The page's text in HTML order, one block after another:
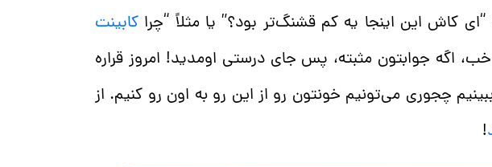
کاش این اینجا یه کم قشنگ‌تر بود؟” یا مثلاً “چرا کابینت
خب، اگه جوابتون مثبته، پس جای درستی اومدید! امروز قراره
چجوری می‌تونیم خونتون رو از این رو به اون رو کنیم. از
!